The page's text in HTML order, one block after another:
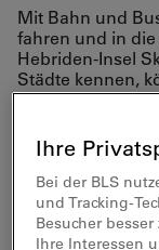
Mit Bahn und
fahren und in
Hebriden-Insel
Städte kennen,
Loch Ness
Erlebnisse bei
Gläschen Single
Ihre
Bei der BLS
und Tracking-
Besucher
Ihre Interessen